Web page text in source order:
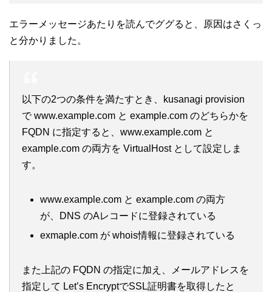
エラーメッセージあたりを読んでググると、原因はさくっ
と分かりました。
以下の2つの条件を満たすとき、kusanagi provision
で www.example.com と example.com のどちらかを
FQDN に指定すると、www.example.com と
example.com の両方を VirtualHost として設定しま
す。
www.example.com と example.com の両方
が、DNS のAレコードに登録されている
exmaple.com が whois情報に登録されている
また上記の FQDN の指定に加え、メールアドレスを
指定して Let’s EncryptでSSL証明書を取得したと